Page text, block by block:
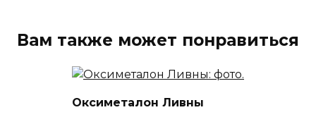
Вам также может понравиться
Оксиметалон Ливны